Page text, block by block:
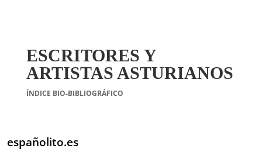
ESCRITORES Y
ARTISTAS ASTURIANOS
ÍNDICE BIO-BIBLIOGRÁFICO
españolito.es